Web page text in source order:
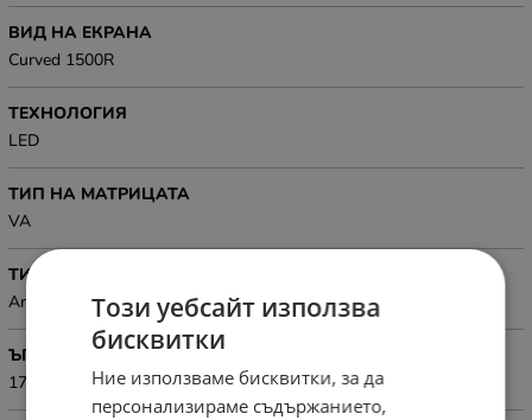
ВИД НА ЕКРАНА
Curved 1500R
ТЕХНОЛОГИЯ
LED
ТИП НА МАТРИЦАТА
VA
ТИП НА ДИСПЛЕЯ
Anti-Glare
ЪГЪЛ НА ВИДИМОСТ
178° / 178°
Този уебсайт използва
бисквитки
Ние използваме бисквитки, за да
персонализираме съдържанието,